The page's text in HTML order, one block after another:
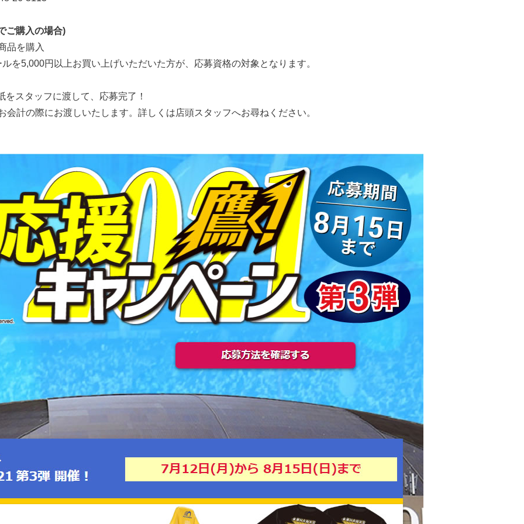
ご購入の場合)
品を購入
5,000円以上お買い上げいただいた方が、応募資格の対象となります。
スタッフに渡して、応募完了！
計の際にお渡しいたします。詳しくは店頭スタッフへお尋ねください。